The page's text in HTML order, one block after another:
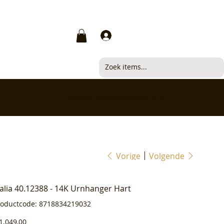
Vorige Volgende
40.12388 - 14K Urnhanger Hart
Productcode
8718834219032
8718834219032